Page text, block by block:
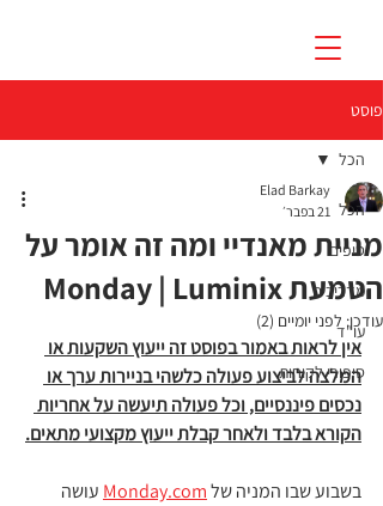
פוסט
הכל
טיפים
מדריכים
עו"ד
סיפורי לקוחות
הכל
מניית מאנדיי ומה זה אומר על
הטמעת Monday | Luminix
Elad Barkay
21 בפבר׳
עודכן: לפני יומיים (2)
אין לראות באמור בפוסט זה ייעוץ השקעות או
המלצה לביצוע פעולה כלשהי בניירות ערך או
נכסים פיננסיים, וכל פעולה תיעשה על אחריות
הקורא בלבד ולאחר קבלת ייעוץ מקצועי מתאים.
בשבוע שבו המניה של Monday.com עושה